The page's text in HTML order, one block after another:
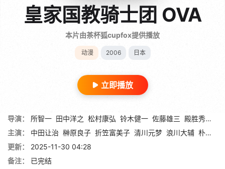
皇家国教骑士团 OVA
本片由茶杯狐cupfox提供播放
动漫 2006 日本
立即播放
导演： 所智一 田中洋之 松村康弘 铃木健一 佐藤雄三 殿胜秀树
主演：
中田让治 榊原良子 折笠富美子 清川元梦 浪川大辅 朴璐美
更新：
2025-11-30 04:28
备注：
已完结